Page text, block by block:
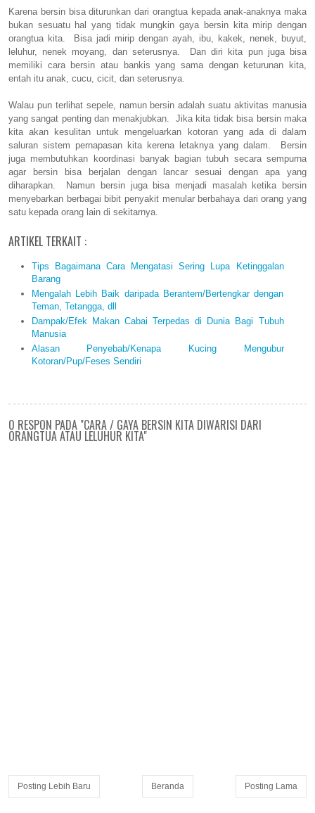
Karena bersin bisa diturunkan dari orangtua kepada anak-anaknya maka
bukan sesuatu hal yang tidak mungkin gaya bersin kita mirip dengan
orangtua kita. Bisa jadi mirip dengan ayah, ibu, kakek, nenek, buyut,
leluhur, nenek moyang, dan seterusnya. Dan diri kita pun juga bisa
memiliki cara bersin atau bankis yang sama dengan keturunan kita,
entah itu anak, cucu, cicit, dan seterusnya.
Walau pun terlihat sepele, namun bersin adalah suatu aktivitas manusia
yang sangat penting dan menakjubkan. Jika kita tidak bisa bersin maka
kita akan kesulitan untuk mengeluarkan kotoran yang ada di dalam
saluran sistem pernapasan kita kerena letaknya yang dalam. Bersin
juga membutuhkan koordinasi banyak bagian tubuh secara sempurna
agar bersin bisa berjalan dengan lancar sesuai dengan apa yang
diharapkan. Namun bersin juga bisa menjadi masalah ketika bersin
menyebarkan berbagai bibit penyakit menular berbahaya dari orang yang
satu kepada orang lain di sekitarnya.
ARTIKEL TERKAIT :
Tips Bagaimana Cara Mengatasi Sering Lupa Ketinggalan
Barang
Mengalah Lebih Baik daripada Berantem/Bertengkar dengan
Teman, Tetangga, dll
Dampak/Efek Makan Cabai Terpedas di Dunia Bagi Tubuh
Manusia
Alasan Penyebab/Kenapa Kucing Mengubur
Kotoran/Pup/Feses Sendiri
0 RESPON PADA "CARA / GAYA BERSIN KITA DIWARISI DARI
ORANGTUA ATAU LELUHUR KITA"
Posting Lebih Baru Posting Lama
Beranda